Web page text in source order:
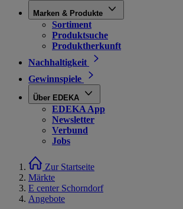
Marken & Produkte
Sortiment
Produktsuche
Produktherkunft
Nachhaltigkeit
Gewinnspiele
Über EDEKA
EDEKA App
Newsletter
Verbund
Jobs
Zur Startseite
Märkte
E center Schorndorf
Angebote